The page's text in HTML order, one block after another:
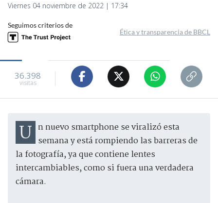
Viernes 04 noviembre de 2022 | 17:34
Seguimos criterios de
Ética y transparencia de BBCL
36.398
visitas
Un nuevo smartphone se viralizó esta semana y está rompiendo las barreras de
la fotografía, ya que contiene lentes
intercambiables, como si fuera una verdadera
cámara.